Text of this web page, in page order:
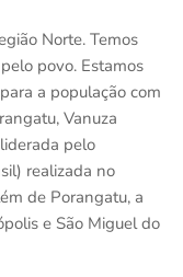
Norte. Temos
povo. Estamos
a população com
Vanuza
pelo
realizada no
de Porangatu, a
e São Miguel do